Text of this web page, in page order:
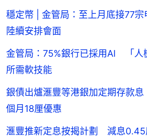
穩定幣 | 金管局：至上月底接77
陸續安排會面
金管局：75%銀行已採用AI 「人
所需軟技能
銀債出爐滙豐等港銀加定期存款
個月18厘優惠
滙豐推新定息按揭計劃 減息